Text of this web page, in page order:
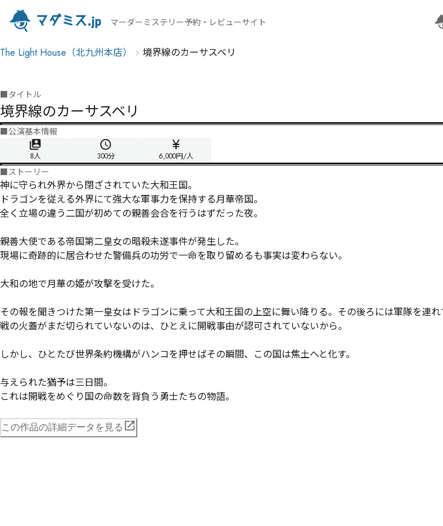
マーダーミステリー予約・レビューサイト
The Light House（北九州本店） 境界線のカーサスベリ
■タイトル
境界線のカーサスベリ
■公演基本情報
8人 300分 6,000円/人
■ストーリー
神に守られ外界から閉ざされていた大和王国。
ドラゴンを従える外界にて強大な軍事力を保持する月華帝国。
全く立場の違う二国が初めての親善会合を行うはずだった夜。
親善大使である帝国第二皇女の暗殺未遂事件が発生した。
現場に奇跡的に居合わせた警備兵の功労で一命を取り留めるも事実は変わらない。
大和の地で月華の姫が攻撃を受けた。
その報を聞きつけた第一皇女はドラゴンに乗って大和王国の上空に舞い降りる。その後ろには軍隊を連れ
戦の火蓋がまだ切られていないのは、ひとえに開戦事由が認可されていないから。
しかし、ひとたび世界条約機構がハンコを押せばその瞬間、この国は焦土へと化す。
与えられた猶予は三日間。
これは開戦をめぐり国の命数を背負う勇士たちの物語。
この作品の詳細データを見る